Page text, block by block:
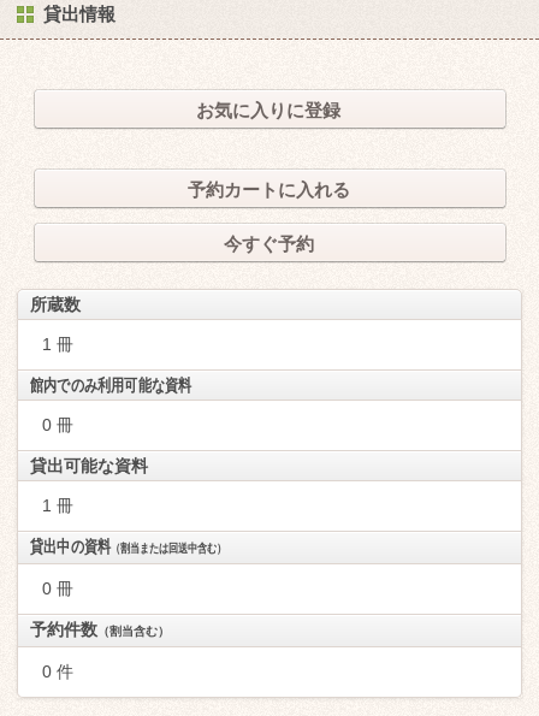
貸出情報
お気に入りに登録
予約カートに入れる
今すぐ予約
所蔵数
1 冊
館内でのみ利用可能な資料
0 冊
貸出可能な資料
1 冊
貸出中の資料（割当または回送中含む）
0 冊
予約件数 （割当含む）
0 件